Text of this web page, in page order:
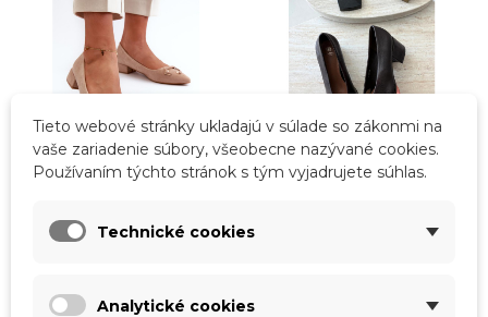
Rýchly náhľad
Lodičky S Nízkym
Podpätkom S Ozdobou Z
Rýchly náhľad
na podpätku typu kocka,
Odtiene hnedej a béžovej
Tieto webové stránky ukladajú v súlade so zákonmi na
vaše zariadenie súbory, všeobecne nazývané cookies.
Používaním týchto stránok s tým vyjadrujete súhlas.
Technické cookies
Analytické cookies